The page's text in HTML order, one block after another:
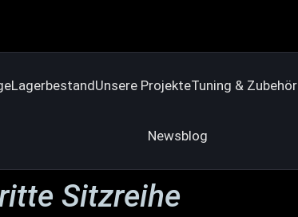
LagerbestandUnsere ProjekteTuning & Zubehör
Newsblog
Sitzreihe